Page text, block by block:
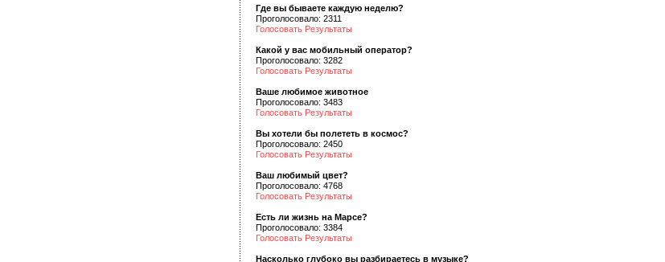
Где вы бываете каждую неделю?
Проголосовало: 2311
Голосовать Результаты
Какой у вас мобильный оператор?
Проголосовало: 3282
Голосовать Результаты
Ваше любимое животное
Проголосовало: 3483
Голосовать Результаты
Вы хотели бы полететь в космос?
Проголосовало: 2450
Голосовать Результаты
Ваш любимый цвет?
Проголосовало: 4768
Голосовать Результаты
Есть ли жизнь на Марсе?
Проголосовало: 3384
Голосовать Результаты
Насколько глубоко вы разбираетесь в музыке?